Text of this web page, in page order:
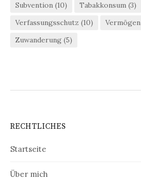
Subvention (10) Tabakkonsum (3)
Verfassungsschutz (10) Vermögen
Zuwanderung (5)
RECHTLICHES
Startseite
Über mich